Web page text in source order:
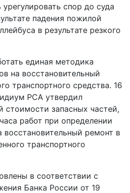
спор до суда
падения пожилой
в результате резкого
единая методика
на восстановительный
транспортного средства. 16
РСА утвердил
стоимости запасных частей,
работ при определении
восстановительный ремонт в
транспортного
в соответствии с
Банка России от 19